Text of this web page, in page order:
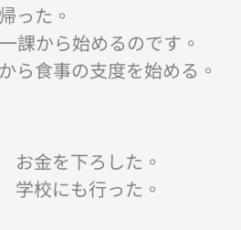
った。
課から始めるのです。
ら食事の支度を始める。
金を下ろした。
校にも行った。